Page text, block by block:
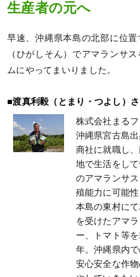
生産者の元へ
早速、沖縄県本島の北部に位
（ひがしそん）でアマランサ
ムにやってまいりました。
■渡真利毅（とまり・つよし）
株式会社まるフ
沖縄県宮古島出
商社に就職し
地で生活をし
のアマランサ
殖能力に可能
本島の東村に
を受けたアマ
ー、トマト等
年。沖縄県内で
安心安全な作